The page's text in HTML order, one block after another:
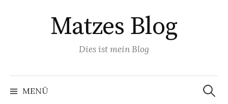
Matzes Blog
Dies ist mein Blog
MENÜ
Suchen
nach: